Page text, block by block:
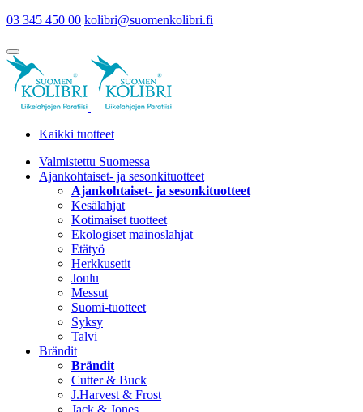
03 345 450 00 kolibri@suomenkolibri.fi
Kaikki tuotteet
Valmistettu Suomessa
Ajankohtaiset- ja sesonkituotteet
Ajankohtaiset- ja sesonkituotteet
Kesälahjat
Kotimaiset tuotteet
Ekologiset mainoslahjat
Etätyö
Herkkusetit
Joulu
Messut
Suomi-tuotteet
Syksy
Talvi
Brändit
Brändit
Cutter & Buck
J.Harvest & Frost
Jack & Jones